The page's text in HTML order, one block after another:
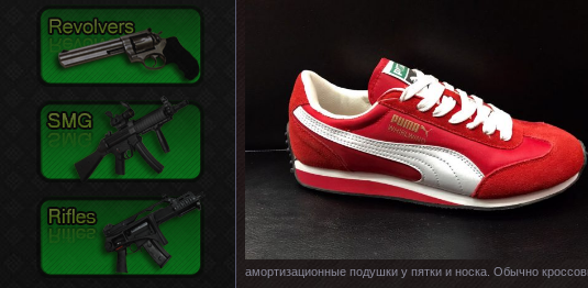
амортизационные подушки у пятки и носка. Обычно